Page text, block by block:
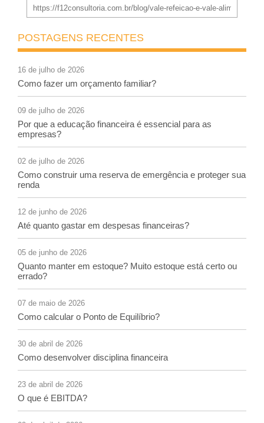
POSTAGENS RECENTES
16 de julho de 2026
Como fazer um orçamento familiar?
09 de julho de 2026
Por que a educação financeira é essencial para as
empresas?
02 de julho de 2026
Como construir uma reserva de emergência e proteger sua
renda
12 de junho de 2026
Até quanto gastar em despesas financeiras?
05 de junho de 2026
Quanto manter em estoque? Muito estoque está certo ou
errado?
07 de maio de 2026
Como calcular o Ponto de Equilíbrio?
30 de abril de 2026
Como desenvolver disciplina financeira
23 de abril de 2026
O que é EBITDA?